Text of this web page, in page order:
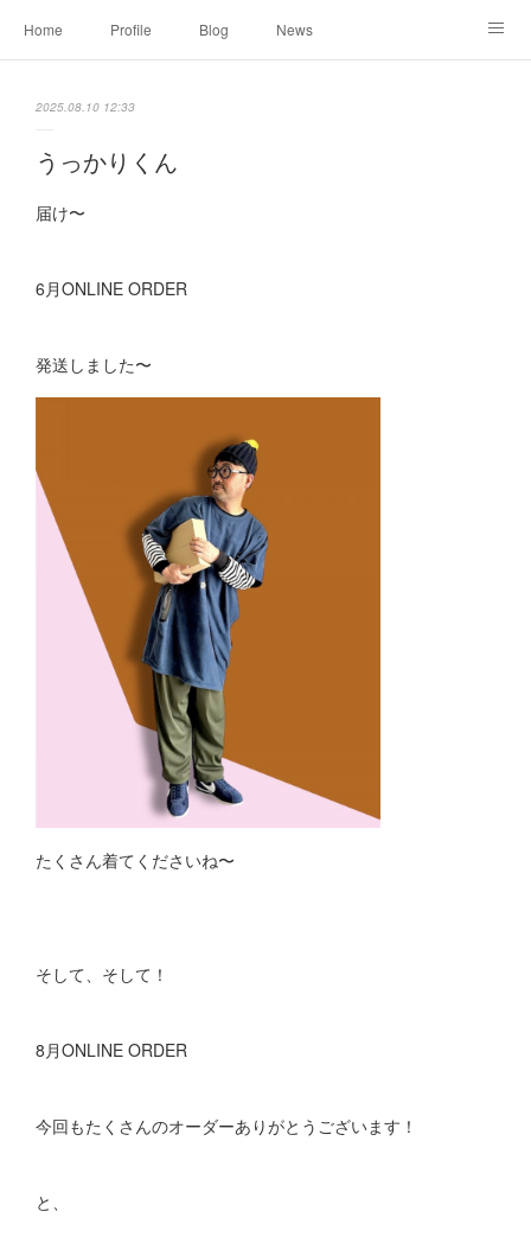
Home Profile Blog News
2025.08.10 12:33
うっかりくん
届け〜
6月ONLINE ORDER
発送しました〜
たくさん着てくださいね〜
そして、そして！
8月ONLINE ORDER
今回もたくさんのオーダーありがとうございます！
と、